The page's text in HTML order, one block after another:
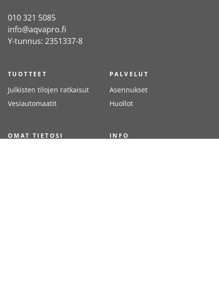
010 321 5085
info@aqvapro.fi
Y-tunnus: 2351337-8
TUOTTEET
Julkisten tilojen ratkaisut
Vesiautomaatit
PALVELUT
Asennukset
Huollot
OMAT TIETOSI INFO